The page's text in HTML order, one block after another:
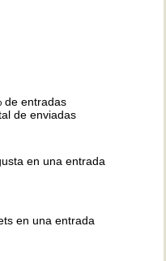
de entradas
de enviadas
en una entrada
en una entrada